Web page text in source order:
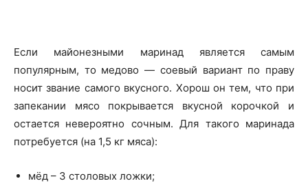
Если майонезными маринад является самым
популярным, то медово — соевый вариант по праву
носит звание самого вкусного. Хорош он тем, что при
запекании мясо покрывается вкусной корочкой и
остается невероятно сочным. Для такого маринада
потребуется (на 1,5 кг мяса):
мёд – 3 столовых ложки;